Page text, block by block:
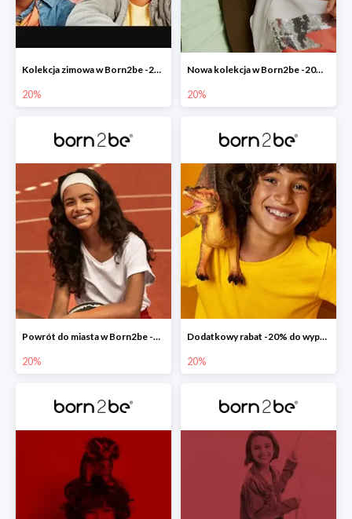
Kolekcja zimowa w Born2be -20%
20%
Nowa kolekcja w Born2be -20% na cały asortyment
20%
Powrót do miasta w Born2be -20% na całą kolekcję
20%
Dodatkowy rabat -20% do wyprzedaży w Born2be
20%